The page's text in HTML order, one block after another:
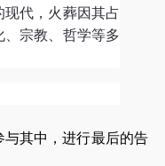
代，火葬因其占
宗教、哲学等多
其中，进行最后的告